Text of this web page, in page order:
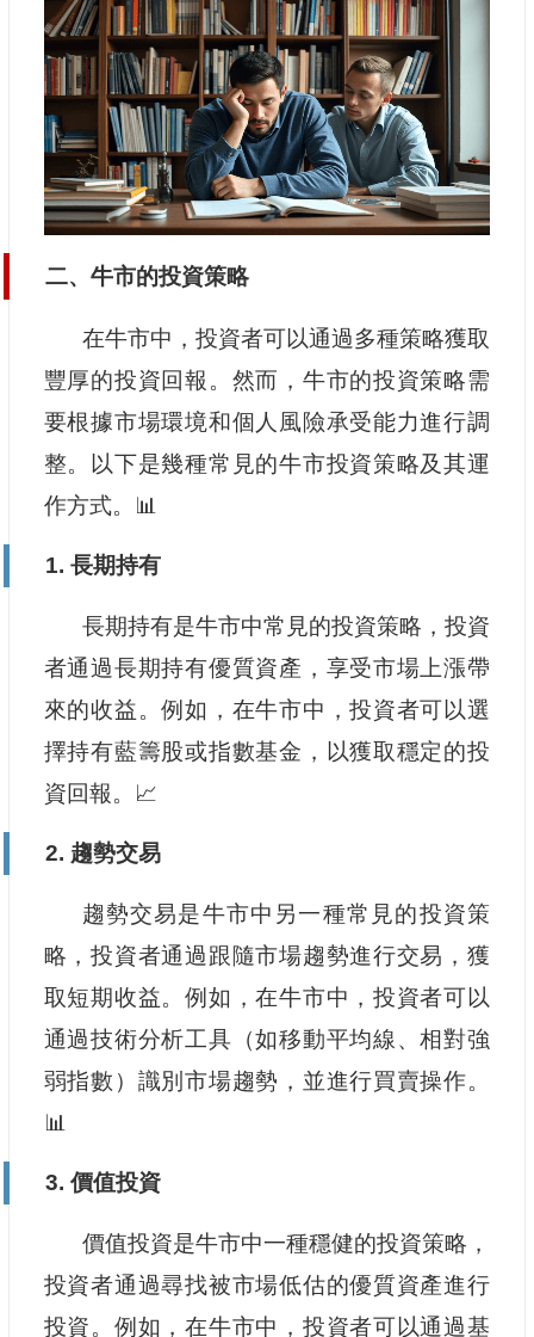
二、牛市的投資策略
在牛市中，投資者可以通過多種策略獲取
豐厚的投資回報。然而，牛市的投資策略需
要根據市場環境和個人風險承受能力進行調
整。以下是幾種常見的牛市投資策略及其運
作方式。📊
1. 長期持有
長期持有是牛市中常見的投資策略，投資
者通過長期持有優質資產，享受市場上漲帶
來的收益。例如，在牛市中，投資者可以選
擇持有藍籌股或指數基金，以獲取穩定的投
資回報。📈
2. 趨勢交易
趨勢交易是牛市中另一種常見的投資策
略，投資者通過跟隨市場趨勢進行交易，獲
取短期收益。例如，在牛市中，投資者可以
通過技術分析工具（如移動平均線、相對強
弱指數）識別市場趨勢，並進行買賣操作。
📊
3. 價值投資
價值投資是牛市中一種穩健的投資策略，
投資者通過尋找被市場低估的優質資產進行
投資。例如，在牛市中，投資者可以通過基